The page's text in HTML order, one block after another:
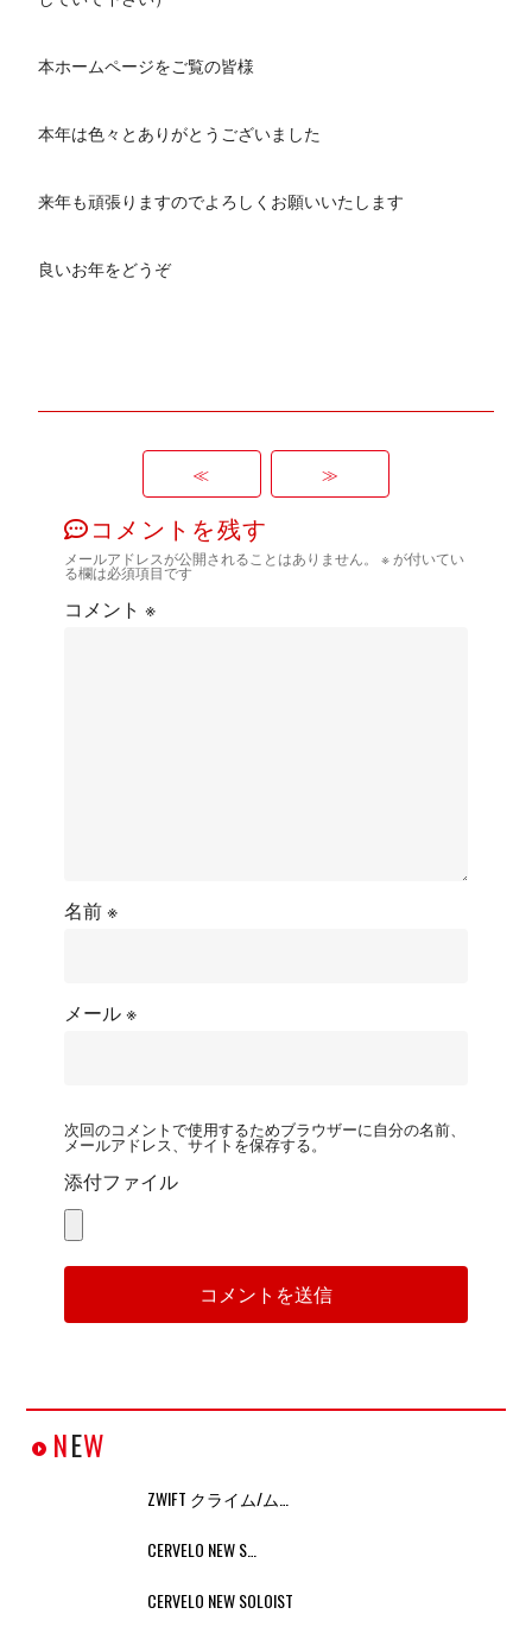
本ホームページをご覧の皆様
本年は色々とありがとうございました
来年も頑張りますのでよろしくお願いいたします
良いお年をどうぞ
≪ ≫
コメントを残す
メールアドレスが公開されることはありません。 ※が付いてい
る欄は必須項目です
コメント※
名前※
メール※
次回のコメントで使用するためブラウザーに自分の名前、
メールアドレス、サイトを保存する。
添付ファイル
NEW
ZWIFT クライム/ム…
CERVELO NEW S…
CERVELO NEW SOLOIST